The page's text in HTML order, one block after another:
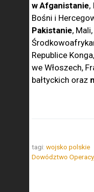
w Afganistanie,
Bośni i
Pakistanie,
Republice
we Włoszech,
bałtyckich oraz
tagi: wojsko polskie
Dowództwo